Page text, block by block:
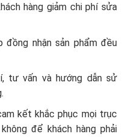
hàng giảm chi phí sửa
nhận sản phẩm đều
tư vấn và hướng dẫn sử
kết khắc phục mọi trục
để khách hàng phải